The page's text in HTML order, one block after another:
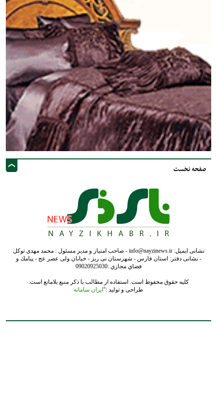
صفحه نخست
نشانی ایمیل: info@nayzinews.ir - صاحب امتیاز و مدیر مسئول : محمد مهدی توکل
- نشانی دفتر: استان فارس - شهرستان نی ریز - خیابان ولی عصر عج - پيامك و
فضاي مجازي :09020925030
کلیه حقوق محفوظ است. استفاده از مطالب با ذکر منبع بلامانع است.
طراحی و تولید :"ایران سامانه